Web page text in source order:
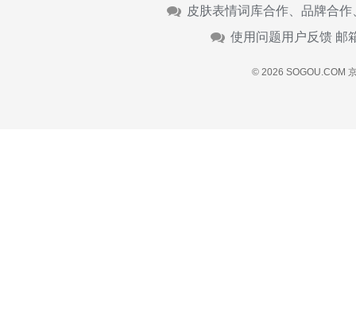
皮肤表情词库合作、品牌合
使用问题用户反馈 邮
© 2026 SOGOU.COM